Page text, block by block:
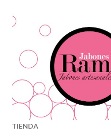
TIENDA